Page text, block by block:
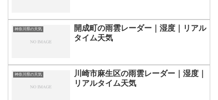
神奈川県の天気
開成町の雨雲レーダー｜湿度｜リアル
タイム天気
神奈川県の天気
川崎市麻生区の雨雲レーダー｜湿度｜
リアルタイム天気